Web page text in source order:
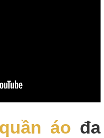
áo đa